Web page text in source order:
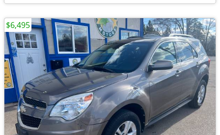
$6,495